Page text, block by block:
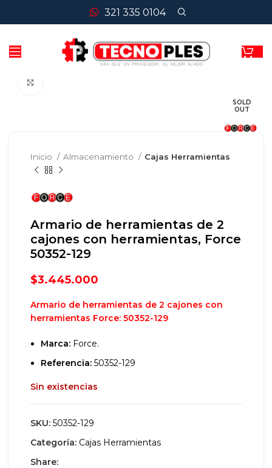
321 335 0104
SOLD
OUT
Inicio Almacenamiento Cajas Herramientas
Armario de herramientas de 2
cajones con herramientas, Force
50352-129
$3.445.000
Armario de herramientas de 2 cajones con
herramientas Force: 50352-129
Marca: Force.
Referencia: 50352-129
Sin existencias
SKU: 50352-129
Categoría: Cajas Herramientas
Share: